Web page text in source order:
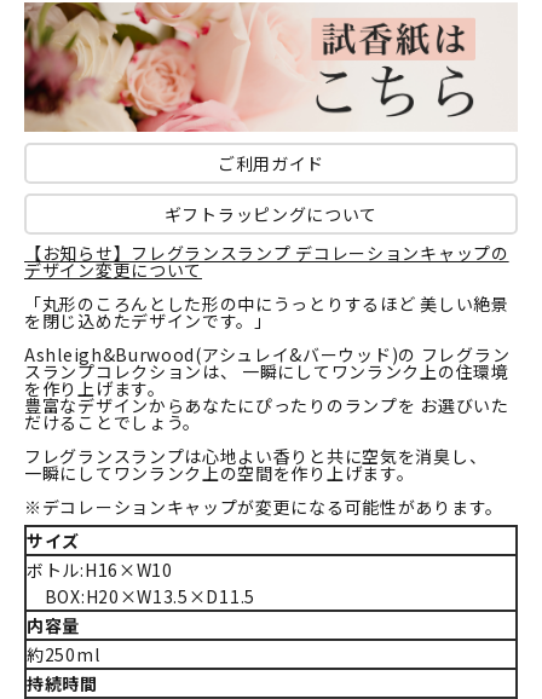
ご利用ガイド
ギフトラッピングについて
【お知らせ】フレグランスランプ デコレーションキャップの
デザイン変更について
「丸形のころんとした形の中にうっとりするほど 美しい絶景
を閉じ込めたデザインです。」
Ashleigh&Burwood(アシュレイ&バーウッド)の フレグラン
スランプコレクションは、 一瞬にしてワンランク上の住環境
を作り上げます。
豊富なデザインからあなたにぴったりのランプを お選びいた
だけることでしょう。
フレグランスランプは心地よい香りと共に空気を消臭し、
一瞬にしてワンランク上の空間を作り上げます。
※デコレーションキャップが変更になる可能性があります。
サイズ
ボトル:H16×W10
BOX:H20×W13.5×D11.5
内容量
約250ml
持続時間